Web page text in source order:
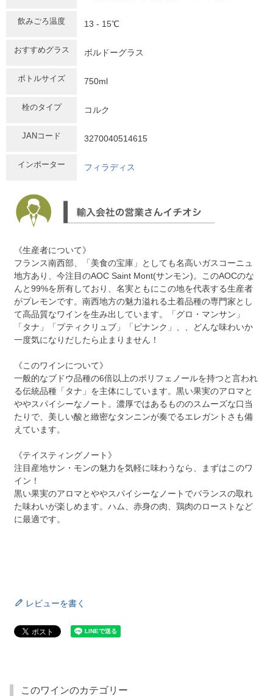
飲みごろ温度 13 - 15℃
おすすめグラス ボルドーグラス
ボトルサイズ 750ml
栓のタイプ コルク
JANコード 3270040514615
インポーター フィラディス
《生産者について》
フランス南西部、「美食の宝庫」としても名高いガスコーニュ
地方あり、今注目のAOC Saint Mont(サンモン)。このAOCのな
んと99%を所有しており、名実ともにこの地を代表する生産者
がプレモンです。南西地方の魅力溢れる土着品種の専門家とし
て高品質なワインを生み出しています。「グロ・マンサン」
「タナ」「プティクリュブ」「ピナンク」、、どんな味わいか
一度気になりだしたら止まりません！
《このワインについて》
一般的なブドウ品種の6倍以上のポリフェノールを持つと言われ
る伝統品種「タナ」を主体にしています。黒い果実のアロマと
ややスパイシーなノート。濃厚ではあるもののスムーズな口当
たりで、美しい酸と緻密なタンニンが奏でるエレガントさも備
えています。
《テイスティングノート》
注目産地サン・モンの魅力を気軽に味わうなら、まずはこのワ
イン！
黒い果実のアロマとややスパイシーなノートでバランスの取れ
た味わいが楽しめます。ハム、赤身の肉、鶏肉のローストなど
に最適です。
レビューを書く
このワインのカテゴリー